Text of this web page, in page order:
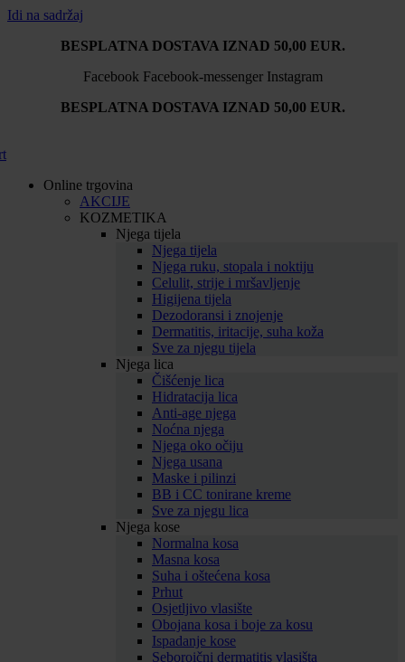
Idi na sadržaj
BESPLATNA DOSTAVA IZNAD 50,00 EUR.
Facebook Facebook-messenger Instagram
BESPLATNA DOSTAVA IZNAD 50,00 EUR.
Online trgovina
AKCIJE
KOZMETIKA
Njega tijela
Njega tijela
Njega ruku, stopala i noktiju
Celulit, strije i mršavljenje
Higijena tijela
Dezodoransi i znojenje
Dermatitis, iritacije, suha koža
Sve za njegu tijela
Njega lica
Čišćenje lica
Hidratacija lica
Anti-age njega
Noćna njega
Njega oko očiju
Njega usana
Maske i pilinzi
BB i CC tonirane kreme
Sve za njegu lica
Njega kose
Normalna kosa
Masna kosa
Suha i oštećena kosa
Prhut
Osjetljivo vlasište
Obojana kosa i boje za kosu
Ispadanje kose
Seboroični dermatitis vlasišta